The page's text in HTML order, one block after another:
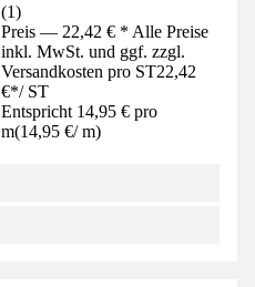
(1)
Preis — 22,42 € * Alle Preise
inkl. MwSt. und ggf. zzgl.
Versandkosten pro ST22,42
€*/ ST
Entspricht 14,95 € pro
m(14,95 €/ m)